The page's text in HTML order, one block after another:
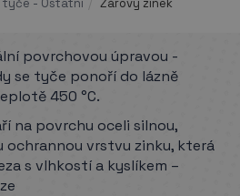
tyče - Ostatní Žárový zinek
povrchovou úpravou -
se tyče ponoří do lázně
450 °C.
na povrchu oceli silnou,
ochrannou vrstvu zinku, která
s vlhkostí a kyslíkem –